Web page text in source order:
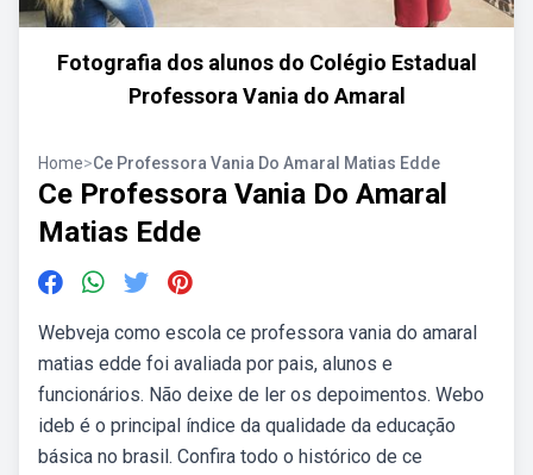
Fotografia dos alunos do Colégio Estadual
Professora Vania do Amaral
Home>Ce Professora Vania Do Amaral Matias Edde
Ce Professora Vania Do Amaral
Matias Edde
Webveja como escola ce professora vania do amaral
matias edde foi avaliada por pais, alunos e
funcionários. Não deixe de ler os depoimentos. Webo
ideb é o principal índice da qualidade da educação
básica no brasil. Confira todo o histórico de ce